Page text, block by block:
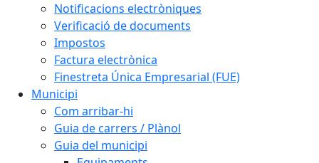
Notificacions electròniques
Verificació de documents
Impostos
Factura electrònica
Finestreta Única Empresarial (FUE)
Municipi
Com arribar-hi
Guia de carrers / Plànol
Guia del municipi